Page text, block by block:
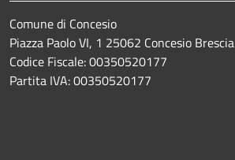
Comune di Concesio
Piazza Paolo VI, 1 25062 Concesio Brescia
Codice Fiscale: 00350520177
Partita IVA: 00350520177